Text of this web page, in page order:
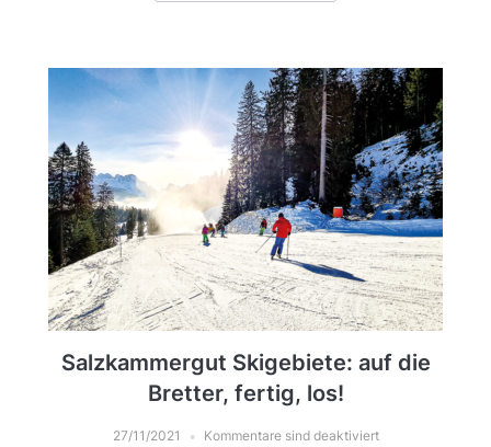
Salzkammergut Skigebiete: auf die
Bretter, fertig, los!
27/11/2021 Kommentare sind deaktiviert